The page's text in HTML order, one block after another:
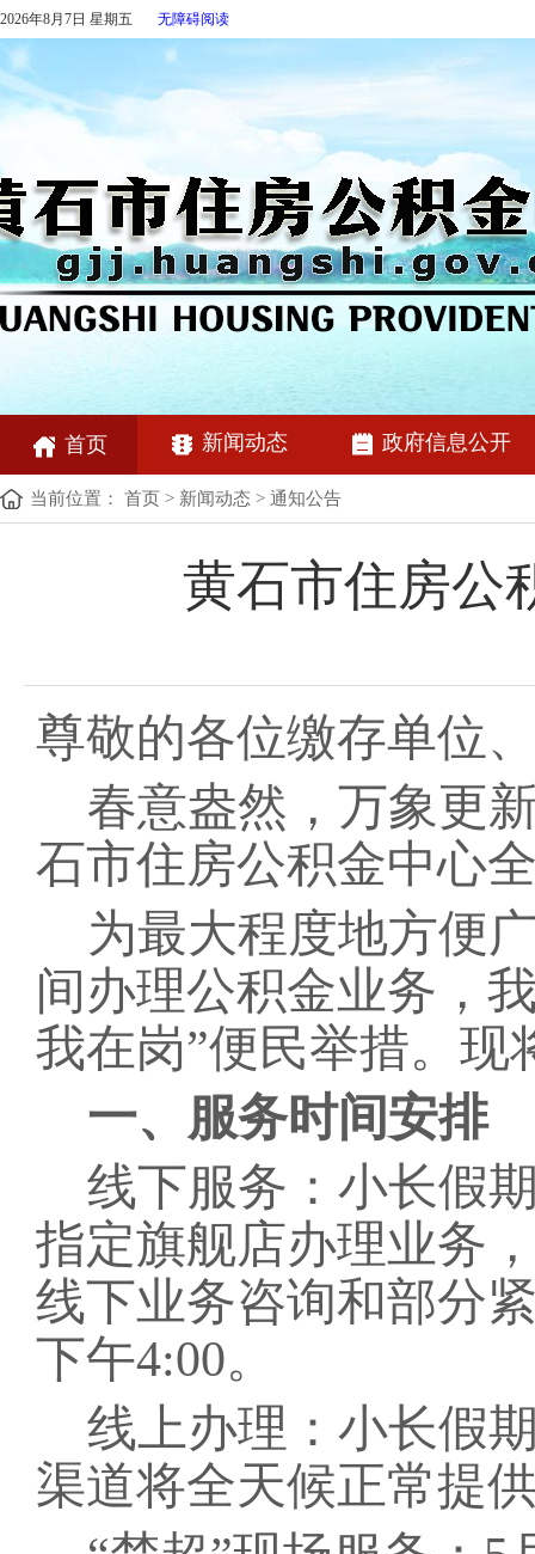
2026年8月7日 星期五 无障碍阅读
首页 新闻动态 政府信息公开
当前位置： 首页 > 新闻动态 > 通知公告
黄石市住房公
尊敬的各位缴存单位
春意盎然，万象更
石市住房公积金中心
为最大程度地方便
间办理公积金业务，
我在岗”便民举措。现
一、服务时间安排
线下服务：小长假
指定旗舰店办理业务
线下业务咨询和部分
下午4:00。
线上办理：小长假
渠道将全天候正常提